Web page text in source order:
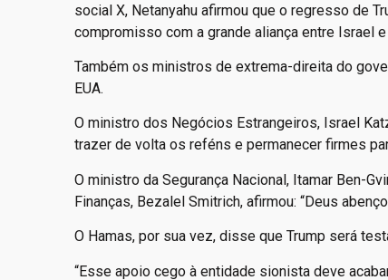
social X, Netanyahu afirmou que o regresso de
compromisso com a grande aliança entre Israel e
Também os ministros de extrema-direita do
EUA.
O ministro dos Negócios Estrangeiros, Israel
trazer de volta os reféns e permanecer firmes
O ministro da Segurança Nacional, Itamar Ben-
Finanças, Bezalel Smitrich, afirmou: “Deus
O Hamas, por sua vez, disse que Trump será
“Esse apoio cego à entidade sionista deve